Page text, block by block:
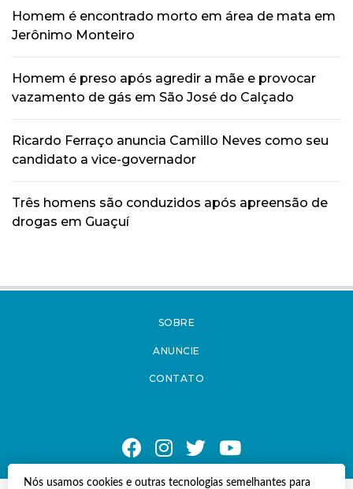
Nós usamos cookies e outras tecnologias semelhantes para
Homem é encontrado morto em área de mata em
Jerônimo Monteiro
Homem é preso após agredir a mãe e provocar
vazamento de gás em São José do Calçado
Ricardo Ferraço anuncia Camillo Neves como seu
candidato a vice-governador
Três homens são conduzidos após apreensão de
drogas em Guaçuí
SOBRE
ANUNCIE
CONTATO